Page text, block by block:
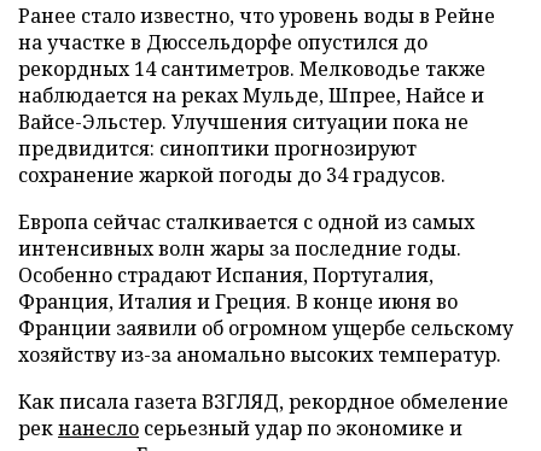
Ранее стало известно, что уровень воды в Рейне
на участке в Дюссельдорфе опустился до
рекордных 14 сантиметров. Мелководье также
наблюдается на реках Мульде, Шпрее, Найсе и
Вайсе-Эльстер. Улучшения ситуации пока не
предвидится: синоптики прогнозируют
сохранение жаркой погоды до 34 градусов.
Европа сейчас сталкивается с одной из самых
интенсивных волн жары за последние годы.
Особенно страдают Испания, Португалия,
Франция, Италия и Греция. В конце июня во
Франции заявили об огромном ущербе сельскому
хозяйству из-за аномально высоких температур.
Как писала газета ВЗГЛЯД, рекордное обмеление
рекнанесло серьезный удар по экономике и